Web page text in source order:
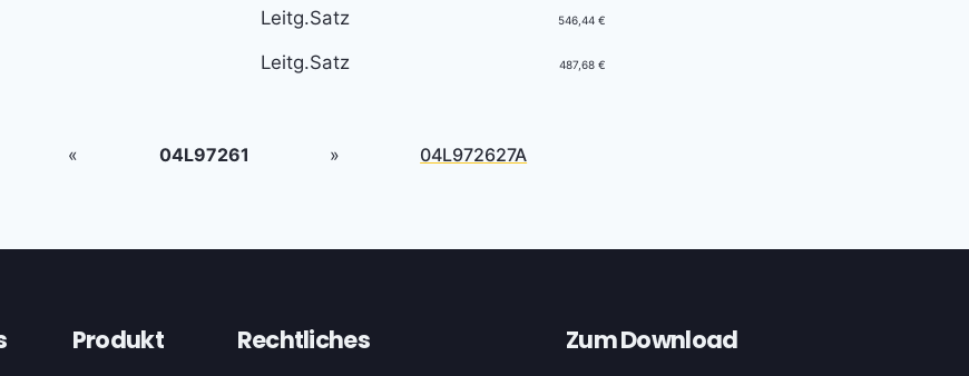
Leitg.Satz 546,44 €
Leitg.Satz 487,68 €
« 04L97261 » 04L972627A
Produkt Rechtliches Zum Download